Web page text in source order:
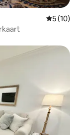
5 (10)